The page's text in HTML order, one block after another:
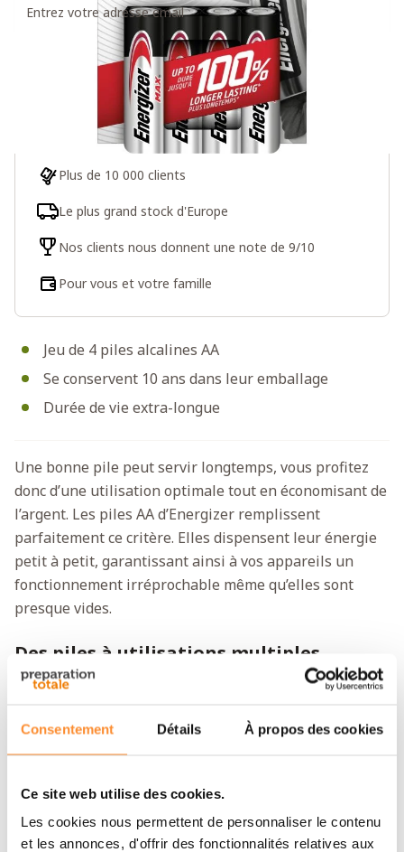
Consentement Détails À propos des cookies
Ce site web utilise des cookies.
Les cookies nous permettent de personnaliser le contenu
et les annonces, d'offrir des fonctionnalités relatives aux
Jeu de 4 piles alcalines AA
Se conservent 10 ans dans leur emballage
Durée de vie extra-longue
Plus de 10 000 clients
Le plus grand stock d'Europe
Nos clients nous donnent une note de 9/10
Pour vous et votre famille
Une bonne pile peut servir longtemps, vous profitez
donc d’une utilisation optimale tout en économisant de
l’argent. Les piles AA d’Energizer remplissent
parfaitement ce critère. Elles dispensent leur énergie
petit à petit, garantissant ainsi à vos appareils un
fonctionnement irréprochable même qu’elles sont
presque vides.
Des piles à utilisations multiples
Les piles AA sont utilisées à grande échelle depuis de
équipements les plus divers. Avec des piles alcalines
AA, vous pourrez donc alimenter toutes sortes
pratique d’en avoir sous la main, pour être sûr de ne
jamais en manquer.